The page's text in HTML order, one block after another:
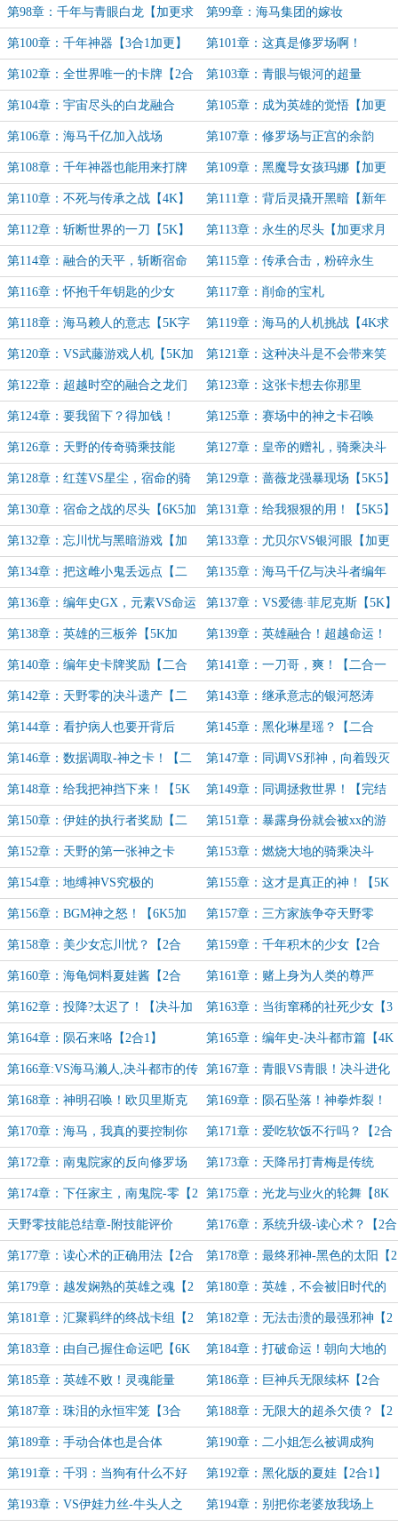
月票】
第98章：千年与青眼白龙【加更求
月票】
第99章：海马集团的嫁妆
第100章：千年神器【3合1加更】 第101章：这真是修罗场啊！
第102章：全世界唯一的卡牌【2合
1】
第103章：青眼与银河的超量
【5K】
第104章：宇宙尽头的白龙融合
【5K】
第105章：成为英雄的觉悟【加更
求月票】
第106章：海马千亿加入战场
【4K】
第107章：修罗场与正宫的余韵
第108章：千年神器也能用来打牌
【4K】
第109章：黑魔导女孩玛娜【加更
求月票】
第110章：不死与传承之战【4K】 第111章：背后灵撬开黑暗【新年
加更求月票】
第112章：斩断世界的一刀【5K】 第113章：永生的尽头【加更求月
票】
第114章：融合的天平，斩断宿命
【5K】
第115章：传承合击，粉碎永生
【5K加更求月票】
第116章：怀抱千年钥匙的少女
【4K】
第117章：削命的宝札
第118章：海马赖人的意志【5K字
求月票】
第119章：海马的人机挑战【4K求
月票】
第120章：VS武藤游戏人机【5K加
更求月票】
第121章：这种决斗是不会带来笑
容的【4K】
第122章：超越时空的融合之龙们
【6K加更求月票】
第123章：这张卡想去你那里
【4K】
第124章：要我留下？得加钱！
【5K字加更】
第125章：赛场中的神之卡召唤
【4K】
第126章：天野的传奇骑乘技能
【5K5加更】
第127章：皇帝的赠礼，骑乘决斗
开始！【4K】
第128章：红莲VS星尘，宿命的骑
乘【4K加更】
第129章：蔷薇龙强暴现场【5K5】
第130章：宿命之战的尽头【6K5加
更】
第131章：给我狠狠的用！【5K5】
第132章：忘川忧与黑暗游戏【加
更】
第133章：尤贝尔VS银河眼【加更
完结决斗】
第134章：把这雌小鬼丢远点【二
合一】
第135章：海马千亿与决斗者编年
史【5K5加更】
第136章：编年史GX，元素VS命运
【5K】
第137章：VS爱德·菲尼克斯【5K】
第138章：英雄的三板斧【5K加
更】
第139章：英雄融合！超越命运！
【加更完结决斗】
第140章：编年史卡牌奖励【二合
一】
第141章：一刀哥，爽！【二合一
加更】
第142章：天野零的决斗遗产【二
合一加更】
第143章：继承意志的银河怒涛
【完结决斗加更】
第144章：看护病人也要开背后
灵？【加更】
第145章：黑化琳星瑶？【二合
一】
第146章：数据调取-神之卡！【二
合一】
第147章：同调VS邪神，向着毁灭
的未来【5K加更】
第148章：给我把神挡下来！【5K
加更】
第149章：同调拯救世界！【完结
决战加更】
第150章：伊娃的执行者奖励【二
合一】
第151章：暴露身份就会被xx的游
戏【二合一】
第152章：天野的第一张神之卡
【二合一加更】
第153章：燃烧大地的骑乘决斗
【二合一】
第154章：地缚神VS究极的
D【4K】
第155章：这才是真正的神！【5K
加更】
第156章：BGM神之怒！【6K5加
更】
第157章：三方家族争夺天野零
【5K】
第158章：美少女忘川忧？【2合
1】
第159章：千年积木的少女【2合
1】
第160章：海龟饲料夏娃酱【2合
1】
第161章：赌上身为人类的尊严
【5K】
第162章：投降?太迟了！【决斗加
更】
第163章：当街窜稀的社死少女【3
合1】
第164章：陨石来咯【2合1】 第165章：编年史-决斗都市篇【4K
加更】
第166章:VS海马濑人,决斗都市的传
说【2合1】
第167章：青眼VS青眼！决斗进化
的未来【4K加更】
第168章：神明召唤！欧贝里斯克
的巨神兵！【2合1】
第169章：陨石坠落！神拳炸裂！
【完整决斗加更】
第170章：海马，我真的要控制你
了！【5K章】
第171章：爱吃软饭不行吗？【2合
1】
第172章：南鬼院家的反向修罗场
【2合1加更】
第173章：天降吊打青梅是传统
吗？【3合1加更】
第174章：下任家主，南鬼院-零【2
合1】
第175章：光龙与业火的轮舞【8K
加更求月票】
天野零技能总结章-附技能评价 第176章：系统升级-读心术？【2合
1】
第177章：读心术的正确用法【2合
1】
第178章：最终邪神-黑色的太阳【2
合1】
第179章：越发娴熟的英雄之魂【2
合1】
第180章：英雄，不会被旧时代的
亡魂困住
第181章：汇聚羁绊的终战卡组【2
合1】
第182章：无法击溃的最强邪神【2
合1】
第183章：由自己握住命运吧【6K
加更】
第184章：打破命运！朝向大地的
抽卡！【5K加更】
第185章：英雄不败！灵魂能量
MAX【6K加更】
第186章：巨神兵无限续杯【2合
1】
第187章：珠泪的永恒牢笼【3合
1】
第188章：无限大的超杀欠债？【2
合1】
第189章：手动合体也是合体
【5k】
第190章：二小姐怎么被调成狗
了？【三合一】
第191章：千羽：当狗有什么不好
的！【二合一】
第192章：黑化版的夏娃【2合1】
第193章：VS伊娃力丝-牛头人之 第194章：别把你老婆放我场上